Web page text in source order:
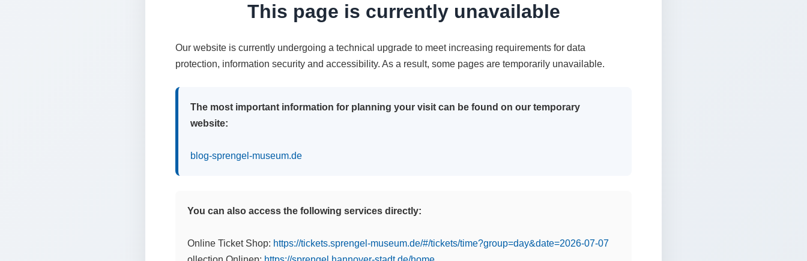
This page is currently unavailable
Our website is currently undergoing a technical upgrade to meet increasing requirements for data
protection, information security and accessibility. As a result, some pages are temporarily unavailable.
The most important information for planning your visit can be found on our temporary
website:
blog-sprengel-museum.de
You can also access the following services directly:
Online Ticket Shop: https://tickets.sprengel-museum.de/#/tickets/time?group=day&date=2026-07-07